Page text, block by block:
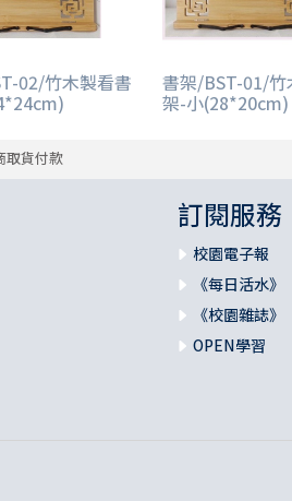
02/竹木製看書 書架/BST-01/竹
架-小(28*20cm)
取貨付款
訂閱服務
校園電子報
《每日活水》
《校園雜誌》
OPEN學習